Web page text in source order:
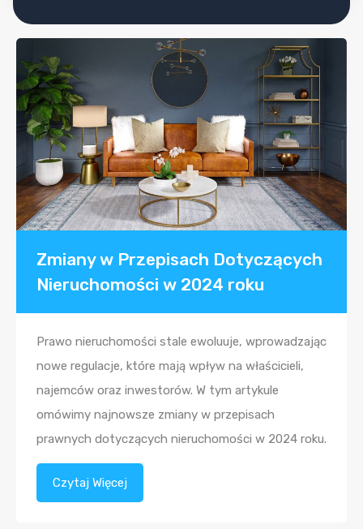
Zmiany w Przepisach Dotyczących
Nieruchomości w 2024 roku
Prawo nieruchomości stale ewoluuje, wprowadzając
nowe regulacje, które mają wpływ na właścicieli,
najemców oraz inwestorów. W tym artykule
omówimy najnowsze zmiany w przepisach
prawnych dotyczących nieruchomości w 2024 roku.
Czytaj Więcej